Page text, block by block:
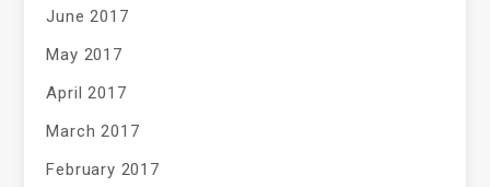
June 2017
May 2017
April 2017
March 2017
February 2017